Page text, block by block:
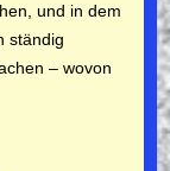
und in dem
ständig
–wovon